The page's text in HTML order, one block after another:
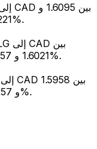
1.6221. كان المتوسط 1.6167 مع تقلبات 0.19%.
1.6021 و 1.6257. كان المتوسط 1.6115 مع تقلبات 0.19%.
و 1.6257. كان المتوسط 1.6118 مع تقلبات 0.19%.